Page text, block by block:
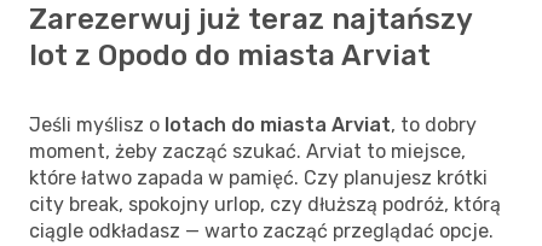
Zarezerwuj już teraz najtańszy
lot z Opodo do miasta Arviat
Jeśli myślisz o lotach do miasta Arviat, to dobry
moment, żeby zacząć szukać. Arviat to miejsce,
które łatwo zapada w pamięć. Czy planujesz krótki
city break, spokojny urlop, czy dłuższą podróż, którą
ciągle odkładasz — warto zacząć przeglądać opcje.